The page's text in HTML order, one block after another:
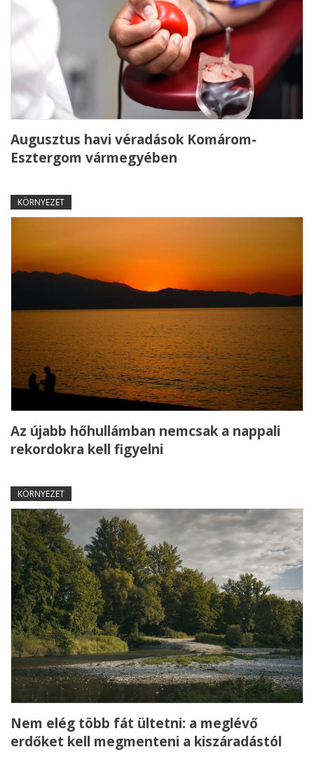
Augusztus havi véradások Komárom-
Esztergom vármegyében
KÖRNYEZET
Az újabb hőhullámban nemcsak a nappali
rekordokra kell figyelni
KÖRNYEZET
Nem elég több fát ültetni: a meglévő
erdőket kell megmenteni a kiszáradástól